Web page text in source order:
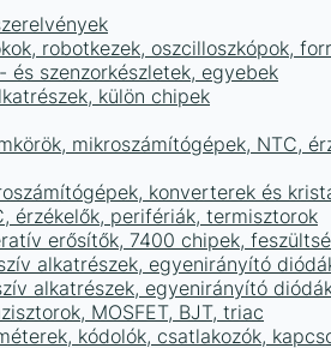
robotkezek, oszcilloszkópok,
és szenzorkészletek, egyebek
külön chipek
mikroszámítógépek, NTC,
konverterek és
érzékelők, perifériák, termisztorok
erősítők, 7400 chipek,
alkatrészek, egyenirányító
alkatrészek, egyenirányító
MOSFET, BJT, triac
kódolók, csatlakozók,